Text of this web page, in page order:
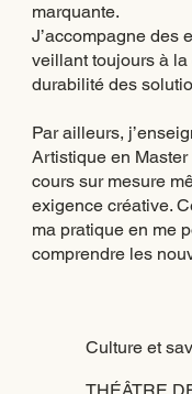
marquante.
J’accompagne des
veillant toujours à
durabilité des
Par ailleurs,
Artistique en Master
cours sur mesure
exigence créative.
ma pratique en me
comprendre les
Culture et